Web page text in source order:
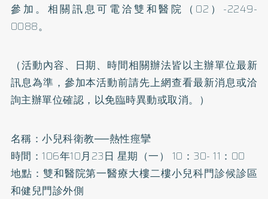
參加。相關訊息可電洽雙和醫院（02）-2249-
0088。
（活動內容、日期、時間相關辦法皆以主辦單位最新
訊息為準，參加本活動前請先上網查看最新消息或洽
詢主辦單位確認，以免臨時異動或取消。）
名稱：小兒科衛教──熱性痙攣
時間：106年10月23日 星期（一） 10：30- 11：00
地點：雙和醫院第一醫療大樓二樓小兒科門診候診區
和健兒門診外側